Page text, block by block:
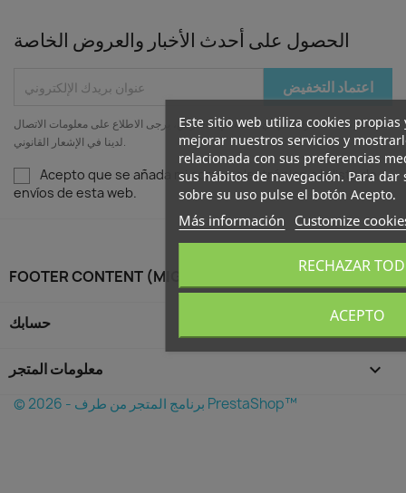
الحصول على أحدث الأخبار والعروض الخاصة
يمكنك إلغاء الاشتراك في أي لحظة. لهذا الغرض، يرجى الاطلاع على معلومات الاتصال
لدينا في الإشعار القانوني.
Acepto que se añada mi correo electrónico a la lista de
envíos de esta web.
FOOTER CONTENT (MIGRATED) 
حسابك 
معلومات المتجر keyboard_arrow_down
Este sitio web utiliza cookies
mejorar nuestros servicios y
relacionada con sus preferencias
sus hábitos de navegación. Para
sobre su uso pulse el botón Acepto.
Más información Customize
RECHAZAR
ACEPTO
© 2026 - برنامج المتجر من طرف PrestaShop™